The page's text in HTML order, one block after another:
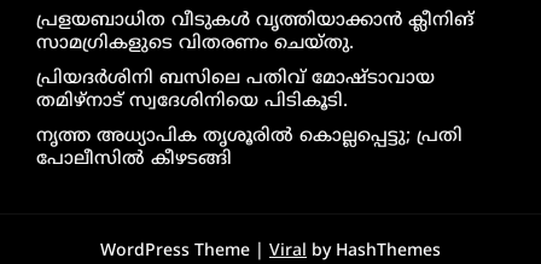
പ്രളയബാധിത വീടുകൾ വൃത്തിയാക്കാൻ ക്ലീനിങ്
സാമഗ്രികളുടെ വിതരണം ചെയ്തു.
പ്രിയദർശിനി ബസിലെ പതിവ് മോഷ്ടാവായ
തമിഴ്നാട് സ്വദേശിനിയെ പിടികൂടി.
നൃത്ത അധ്യാപിക തൃശൂരിൽ കൊല്ലപ്പെട്ടു; പ്രതി
പോലീസിൽ കീഴടങ്ങി
WordPress Theme | Viral by HashThemes